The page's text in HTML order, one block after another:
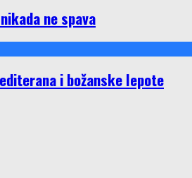
ne spava
i božanske lepote